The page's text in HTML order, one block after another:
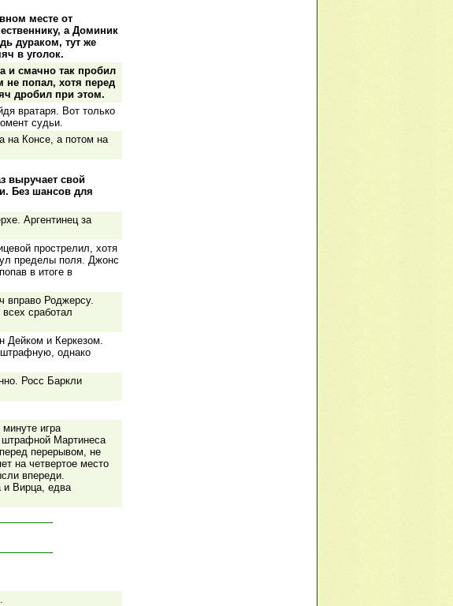
месте от
а Доминик
дураком, тут же
в уголок.
и смачно так пробил
попал, хотя перед
дробил при этом.
вратаря. Вот только
судьи.
на Консе, а потом на
выручает свой
Без шансов для
Аргентинец за
прострелил, хотя
пределы поля. Джонс
в итоге в
вправо Роджерсу.
сработал
Дейком и Керкезом.
однако
Росс Баркли
игра
Мартинеса
перерывом, не
на четвертое место
впереди.
и Вирца, едва